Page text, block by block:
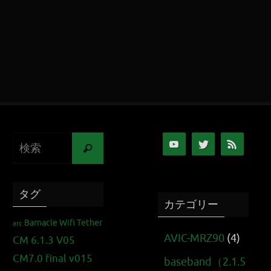
タグ
arc Barnacle Wifi Tether
CM 6.1.3 V05
CM7.0 final v015
カテゴリー
AVIC-MRZ90 (4)
baseband（2.1.5